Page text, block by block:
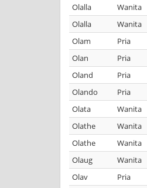
Olalla
Wanita
Olalla
Wanita
Olam
Pria
Olan
Pria
Oland
Pria
Olando
Pria
Olata
Wanita
Olathe
Wanita
Olathe
Wanita
Olaug
Wanita
Olav
Pria